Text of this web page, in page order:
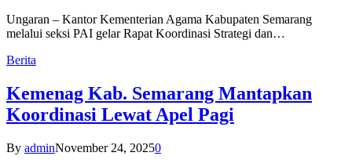
Ungaran – Kantor Kementerian Agama Kabupaten Semarang
melalui seksi PAI gelar Rapat Koordinasi Strategi dan…
Berita
Kemenag Kab. Semarang Mantapkan
Koordinasi Lewat Apel Pagi
By adminNovember 24, 20250